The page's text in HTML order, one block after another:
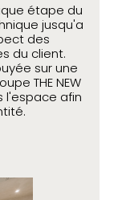
étape du
jusqu'a
des
du client.
sur une
THE NEW
l'espace afin